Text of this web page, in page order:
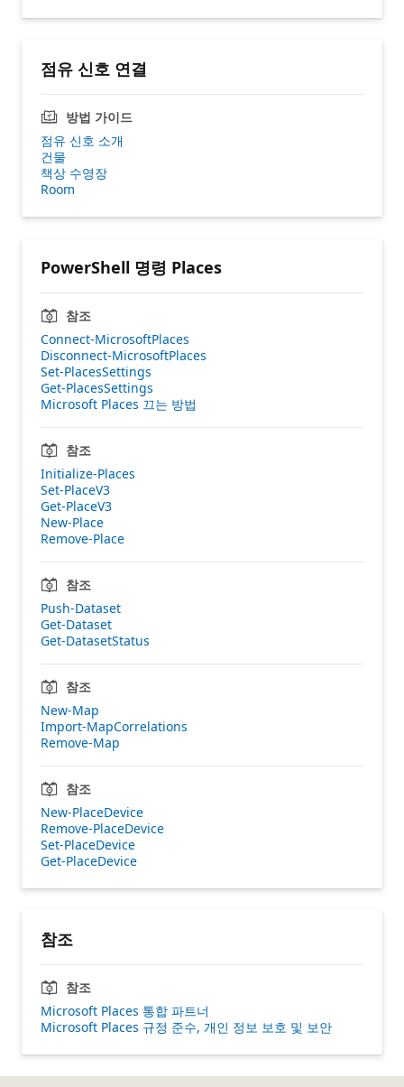
점유 신호 연결
방법 가이드
점유 신호 소개
건물
책상 수영장
Room
PowerShell 명령 Places
참조
Connect-MicrosoftPlaces
Disconnect-MicrosoftPlaces
Set-PlacesSettings
Get-PlacesSettings
Microsoft Places 끄는 방법
참조
Initialize-Places
Set-PlaceV3
Get-PlaceV3
New-Place
Remove-Place
참조
Push-Dataset
Get-Dataset
Get-DatasetStatus
참조
New-Map
Import-MapCorrelations
Remove-Map
참조
New-PlaceDevice
Remove-PlaceDevice
Set-PlaceDevice
Get-PlaceDevice
참조
참조
Microsoft Places 통합 파트너
Microsoft Places 규정 준수, 개인 정보 보호 및 보안